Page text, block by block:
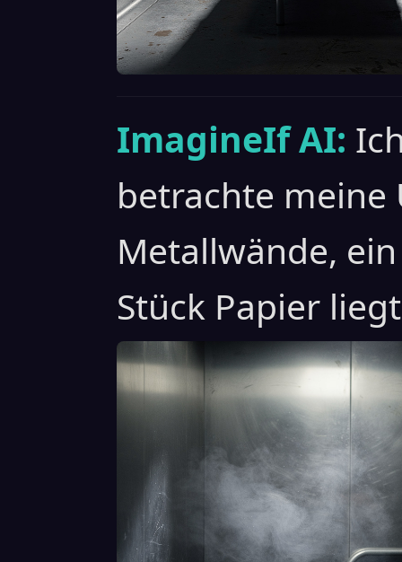
ImagineIf AI:
betrachte meine
Metallwände,
Stück Papier